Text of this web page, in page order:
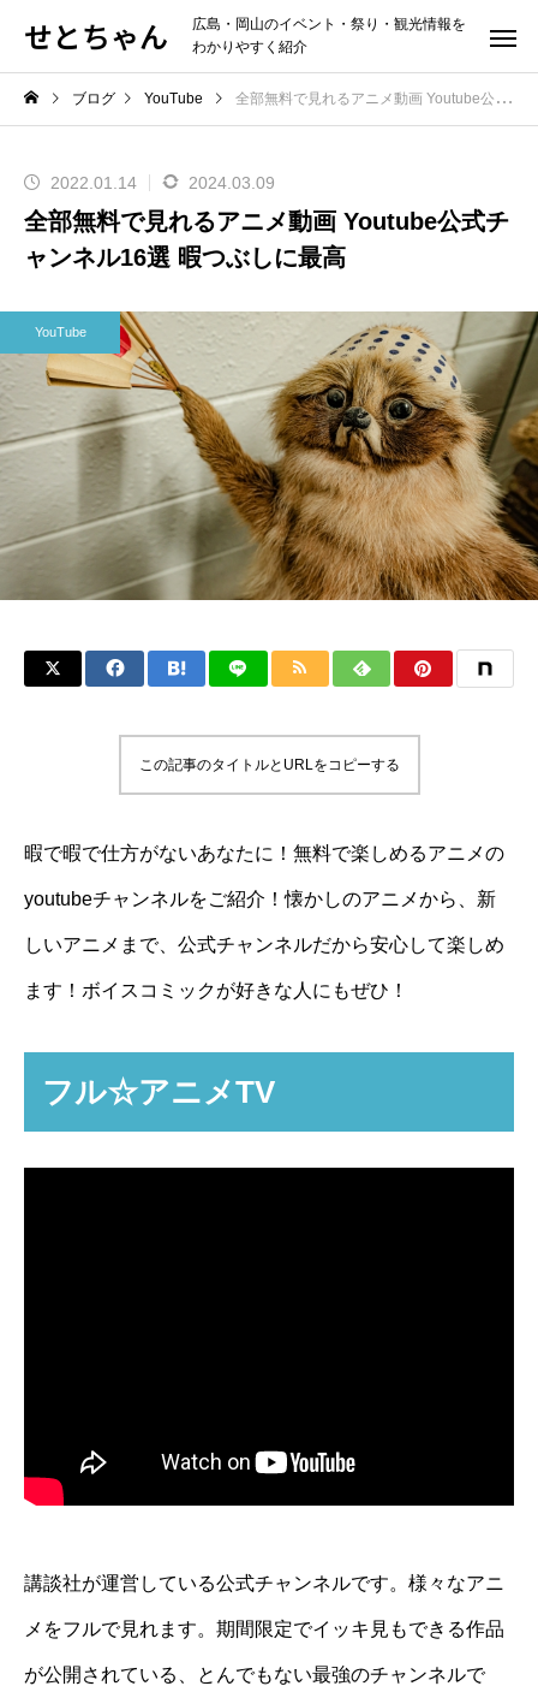
せとちゃん
広島・岡山のイベント・祭り・観光情報を
わかりやすく紹介
ブログ YouTube 全部無料で見れるアニメ動画 Youtube公式チャンネル16選 暇つぶしに最高
2022.01.14 2024.03.09
全部無料で見れるアニメ動画 Youtube公式チ
ャンネル16選 暇つぶしに最高
YouTube
この記事のタイトルとURLをコピーする
暇で暇で仕方がないあなたに！無料で楽しめるアニメの
youtubeチャンネルをご紹介！懐かしのアニメから、新
しいアニメまで、公式チャンネルだから安心して楽しめ
ます！ボイスコミックが好きな人にもぜひ！
フル☆アニメTV
講談社が運営している公式チャンネルです。様々なアニ
メをフルで見れます。期間限定でイッキ見もできる作品
が公開されている、とんでもない最強のチャンネルで